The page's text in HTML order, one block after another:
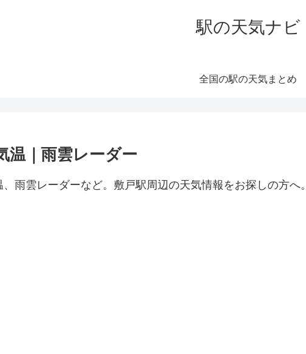
駅の天気ナビ
全国の駅の天気まとめ
温｜雨雲レーダー
雨雲レーダーなど。敷戸駅周辺の天気情報をお探しの方へ。